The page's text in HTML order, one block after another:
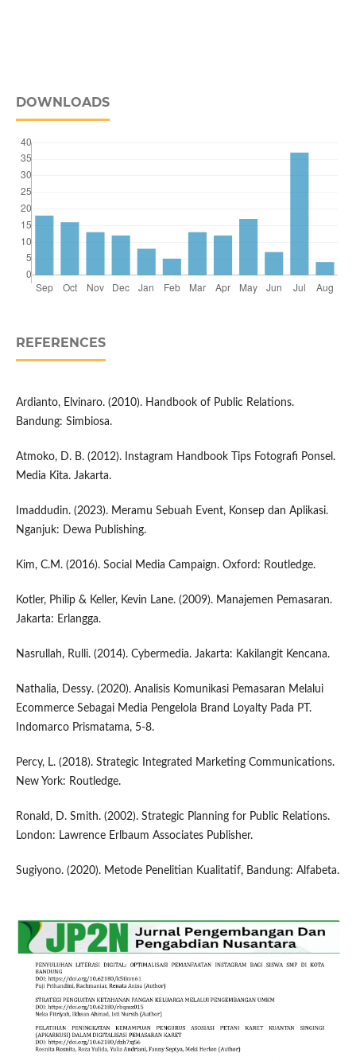
DOWNLOADS
REFERENCES
Ardianto, Elvinaro. (2010). Handbook of Public Relations.
Bandung: Simbiosa.
Atmoko, D. B. (2012). Instagram Handbook Tips Fotografi Ponsel.
Media Kita. Jakarta.
Imaddudin. (2023). Meramu Sebuah Event, Konsep dan Aplikasi.
Nganjuk: Dewa Publishing.
Kim, C.M. (2016). Social Media Campaign. Oxford: Routledge.
Kotler, Philip & Keller, Kevin Lane. (2009). Manajemen Pemasaran.
Jakarta: Erlangga.
Nasrullah, Rulli. (2014). Cybermedia. Jakarta: Kakilangit Kencana.
Nathalia, Dessy. (2020). Analisis Komunikasi Pemasaran Melalui
Ecommerce Sebagai Media Pengelola Brand Loyalty Pada PT.
Indomarco Prismatama, 5-8.
Percy, L. (2018). Strategic Integrated Marketing Communications.
New York: Routledge.
Ronald, D. Smith. (2002). Strategic Planning for Public Relations.
London: Lawrence Erlbaum Associates Publisher.
Sugiyono. (2020). Metode Penelitian Kualitatif, Bandung: Alfabeta.